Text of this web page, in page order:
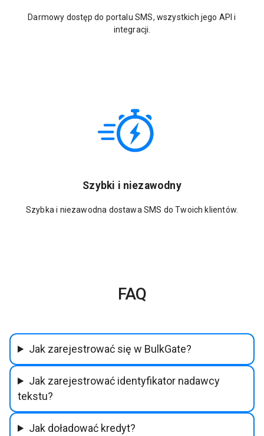
Darmowy dostęp do portalu SMS, wszystkich jego API i
integracji.
Szybki i niezawodny
Szybka i niezawodna dostawa SMS do Twoich klientów.
FAQ
Jak zarejestrować się w BulkGate?
Jak zarejestrować identyfikator nadawcy
tekstu?
Jak doładować kredyt?